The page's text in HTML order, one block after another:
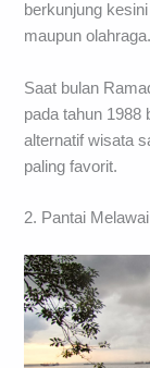
berkunjung
maupun olahraga.
Saat bulan
pada tahun 1988
alternatif wisata
paling favorit.
2. Pantai